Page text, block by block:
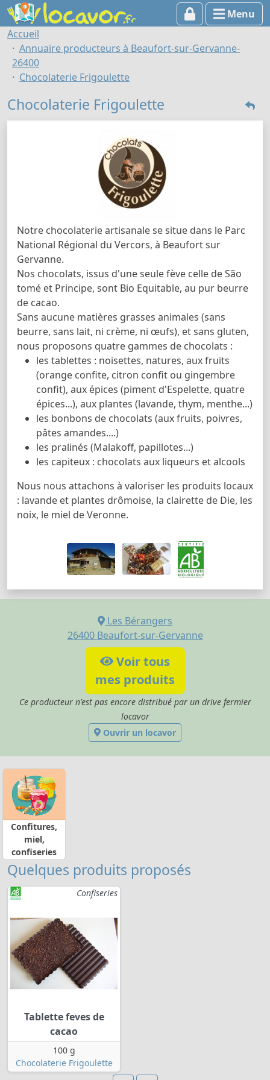
Menu
Accueil
Annuaire producteurs à Beaufort-sur-Gervanne-
26400
Chocolaterie Frigoulette
Chocolaterie Frigoulette
Notre chocolaterie artisanale se situe dans le Parc
National Régional du Vercors, à Beaufort sur
Gervanne.
Nos chocolats, issus d'une seule fève celle de São
tomé et Principe, sont Bio Equitable, au pur beurre
de cacao.
Sans aucune matières grasses animales (sans
beurre, sans lait, ni crème, ni œufs), et sans gluten,
nous proposons quatre gammes de chocolats :
les tablettes : noisettes, natures, aux fruits
(orange confite, citron confit ou gingembre
confit), aux épices (piment d'Espelette, quatre
épices...), aux plantes (lavande, thym, menthe...)
les bonbons de chocolats (aux fruits, poivres,
pâtes amandes....)
les pralinés (Malakoff, papillotes...)
les capiteux : chocolats aux liqueurs et alcools
Nous nous attachons à valoriser les produits locaux
: lavande et plantes drômoise, la clairette de Die, les
noix, le miel de Veronne.
Les Bérangers
26400 Beaufort-sur-Gervanne
Voir tous
mes produits
Ce producteur n'est pas encore distribué par un drive fermier
locavor
Ouvrir un locavor
Confitures,
miel,
confiseries
Quelques produits proposés
Confiseries
Tablette feves de
cacao
100 g
Chocolaterie Frigoulette